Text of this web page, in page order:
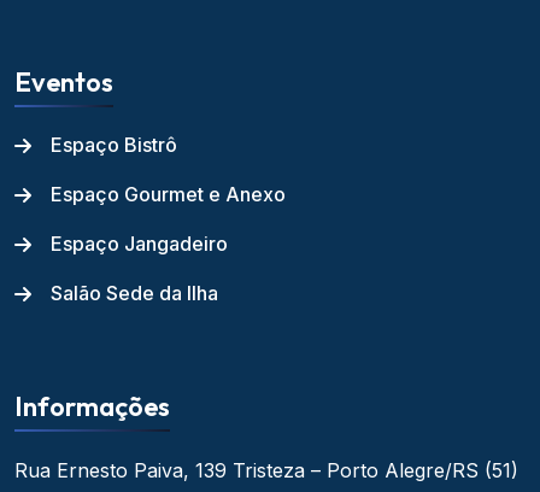
Eventos
Espaço Bistrô
Espaço Gourmet e Anexo
Espaço Jangadeiro
Salão Sede da Ilha
Informações
Rua Ernesto Paiva, 139 Tristeza – Porto Alegre/RS (51)